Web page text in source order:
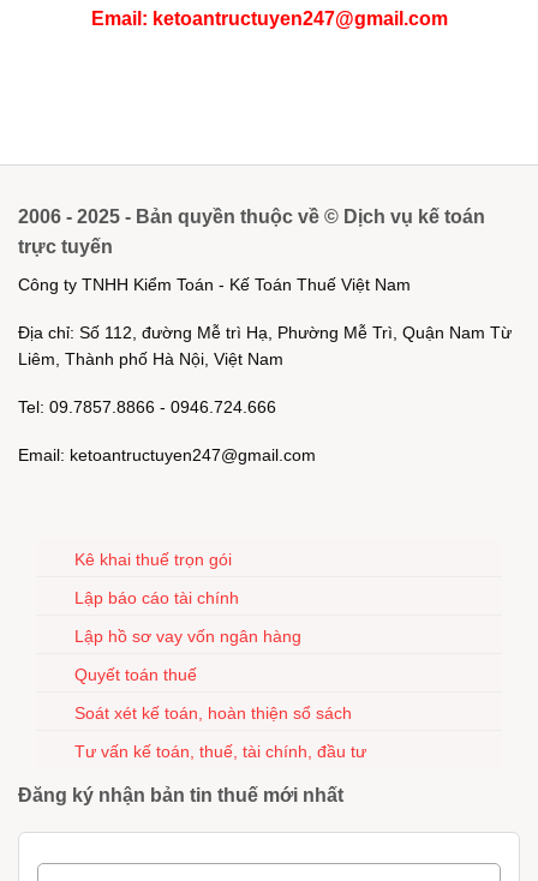
Email: ketoantructuyen247@gmail.com
2006 - 2025 - Bản quyền thuộc về © Dịch vụ kế toán
trực tuyến
Công ty TNHH Kiểm Toán - Kế Toán Thuế Việt Nam
Địa chỉ: Số 112, đường Mễ trì Hạ, Phường Mễ Trì, Quận Nam Từ
Liêm, Thành phố Hà Nội, Việt Nam
Tel: 09.7857.8866 - 0946.724.666
Email: ketoantructuyen247@gmail.com
Kê khai thuế trọn gói
Lập báo cáo tài chính
Lập hồ sơ vay vốn ngân hàng
Quyết toán thuế
Soát xét kế toán, hoàn thiện sổ sách
Tư vấn kế toán, thuế, tài chính, đầu tư
Đăng ký nhận bản tin thuế mới nhất